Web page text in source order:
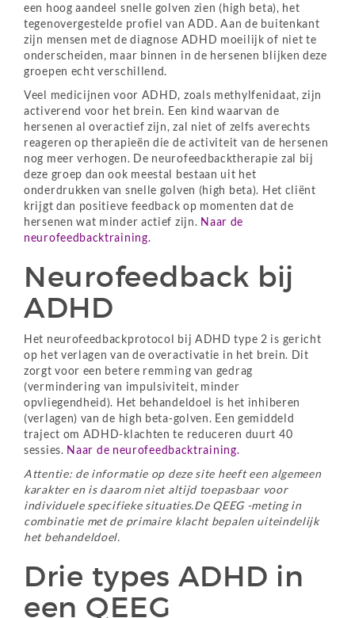
een hoog aandeel snelle golven zien (high beta), het
tegenovergestelde profiel van ADD. Aan de buitenkant
zijn mensen met de diagnose ADHD moeilijk of niet te
onderscheiden, maar binnen in de hersenen blijken deze
groepen echt verschillend.
Veel medicijnen voor ADHD, zoals methylfenidaat, zijn
activerend voor het brein. Een kind waarvan de
hersenen al overactief zijn, zal niet of zelfs averechts
reageren op therapieën die de activiteit van de hersenen
nog meer verhogen. De neurofeedbacktherapie zal bij
deze groep dan ook meestal bestaan uit het
onderdrukken van snelle golven (high beta). Het cliënt
krijgt dan positieve feedback op momenten dat de
hersenen wat minder actief zijn. Naar de
neurofeedbacktraining.
Neurofeedback bij
ADHD
Het neurofeedbackprotocol bij ADHD type 2 is gericht
op het verlagen van de overactivatie in het brein. Dit
zorgt voor een betere remming van gedrag
(vermindering van impulsiviteit, minder
opvliegendheid). Het behandeldoel is het inhiberen
(verlagen) van de high beta-golven. Een gemiddeld
traject om ADHD-klachten te reduceren duurt 40
sessies. Naar de neurofeedbacktraining.
Attentie: de informatie op deze site heeft een algemeen
karakter en is daarom niet altijd toepasbaar voor
individuele specifieke situaties.De QEEG -meting in
combinatie met de primaire klacht bepalen uiteindelijk
het behandeldoel.
Drie types ADHD in
een QEEG